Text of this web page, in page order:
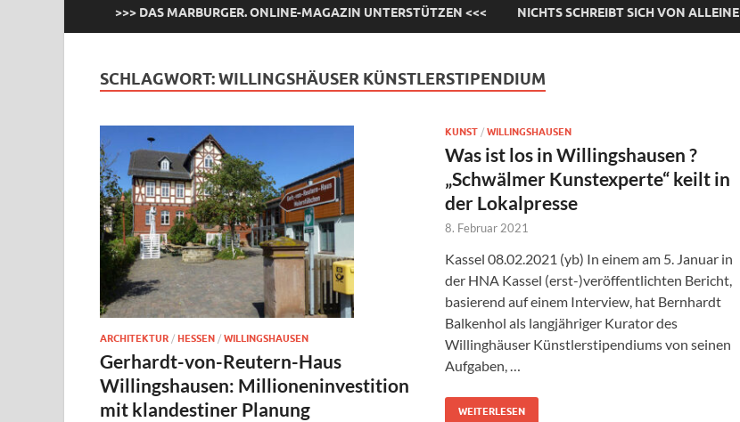
>>> DAS MARBURGER. ONLINE-MAGAZIN UNTERSTÜTZEN <<< NICHTS SCHREIBT SICH VON ALLEINE
SCHLAGWORT:WILLINGSHÄUSER KÜNSTLERSTIPENDIUM
ARCHITEKTUR / HESSEN / WILLINGSHAUSEN
Gerhardt-von-Reutern-Haus
Willingshausen: Millioneninvestition
mit klandestiner Planung
KUNST / WILLINGSHAUSEN
Was ist los in Willingshausen ?
„Schwälmer Kunstexperte“ keilt in
der Lokalpresse
8. Februar 2021
Kassel 08.02.2021 (yb) In einem am 5. Januar in
der HNA Kassel (erst-)veröffentlichten Bericht,
basierend auf einem Interview, hat Bernhardt
Balkenhol als langjähriger Kurator des
Willinghäuser Künstlerstipendiums von seinen
Aufgaben, …
WEITERLESEN